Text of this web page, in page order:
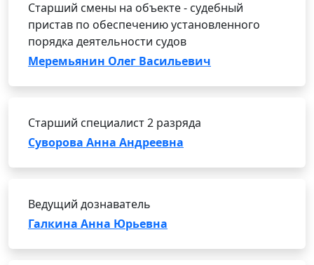
Старший смены на объекте - судебный
пристав по обеспечению установленного
порядка деятельности судов
Меремьянин Олег Васильевич
Старший специалист 2 разряда
Суворова Анна Андреевна
Ведущий дознаватель
Галкина Анна Юрьевна